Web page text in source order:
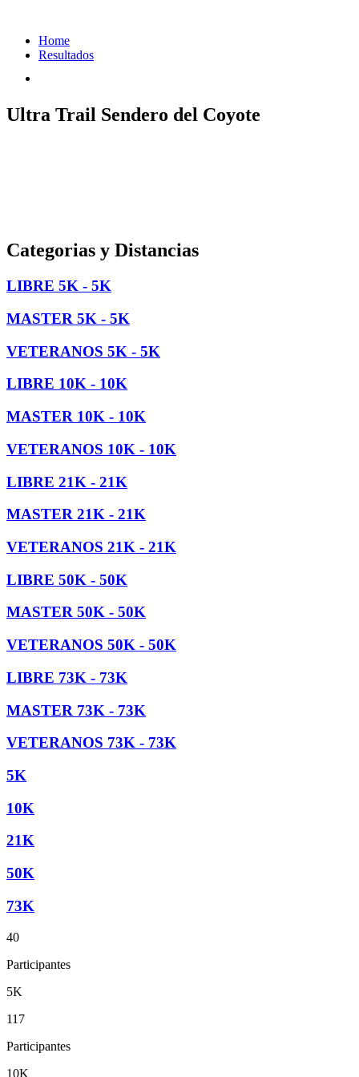
Home
Resultados
Ultra Trail Sendero del Coyote
Categorias y Distancias
LIBRE 5K - 5K
MASTER 5K - 5K
VETERANOS 5K - 5K
LIBRE 10K - 10K
MASTER 10K - 10K
VETERANOS 10K - 10K
LIBRE 21K - 21K
MASTER 21K - 21K
VETERANOS 21K - 21K
LIBRE 50K - 50K
MASTER 50K - 50K
VETERANOS 50K - 50K
LIBRE 73K - 73K
MASTER 73K - 73K
VETERANOS 73K - 73K
5K
10K
21K
50K
73K
40
Participantes
5K
117
Participantes
10K